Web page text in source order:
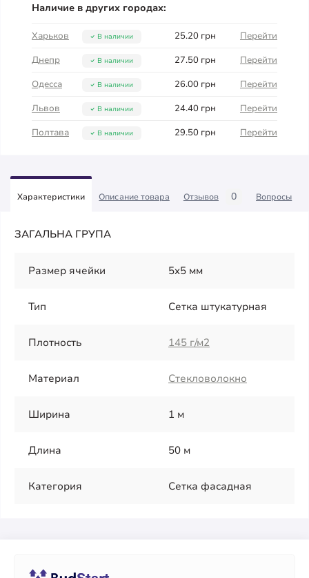
Наличие в других городах:
Харьков В наличии 25.20 грн
Перейти
Днепр
В наличии 27.50 грн
Перейти
Одесса
В наличии 26.00 грн
Перейти
Львов
В наличии 24.40 грн
Перейти
Полтава
В наличии 29.50 грн Перейти
Характеристики Описание товара Отзывов 0 Вопросы
ЗАГАЛЬНА ГРУПА
Размер ячейки 5x5 мм
Тип Сетка штукатурная
Плотность 145 г/м2
Материал Стекловолокно
Ширина 1 м
Длина 50 м
Категория Сетка фасадная